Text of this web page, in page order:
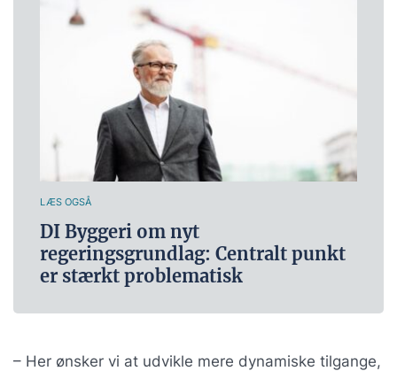
LÆS OGSÅ
DI Byggeri om nyt
regeringsgrundlag: Centralt punkt
er stærkt problematisk
– Her ønsker vi at udvikle mere dynamiske tilgange,